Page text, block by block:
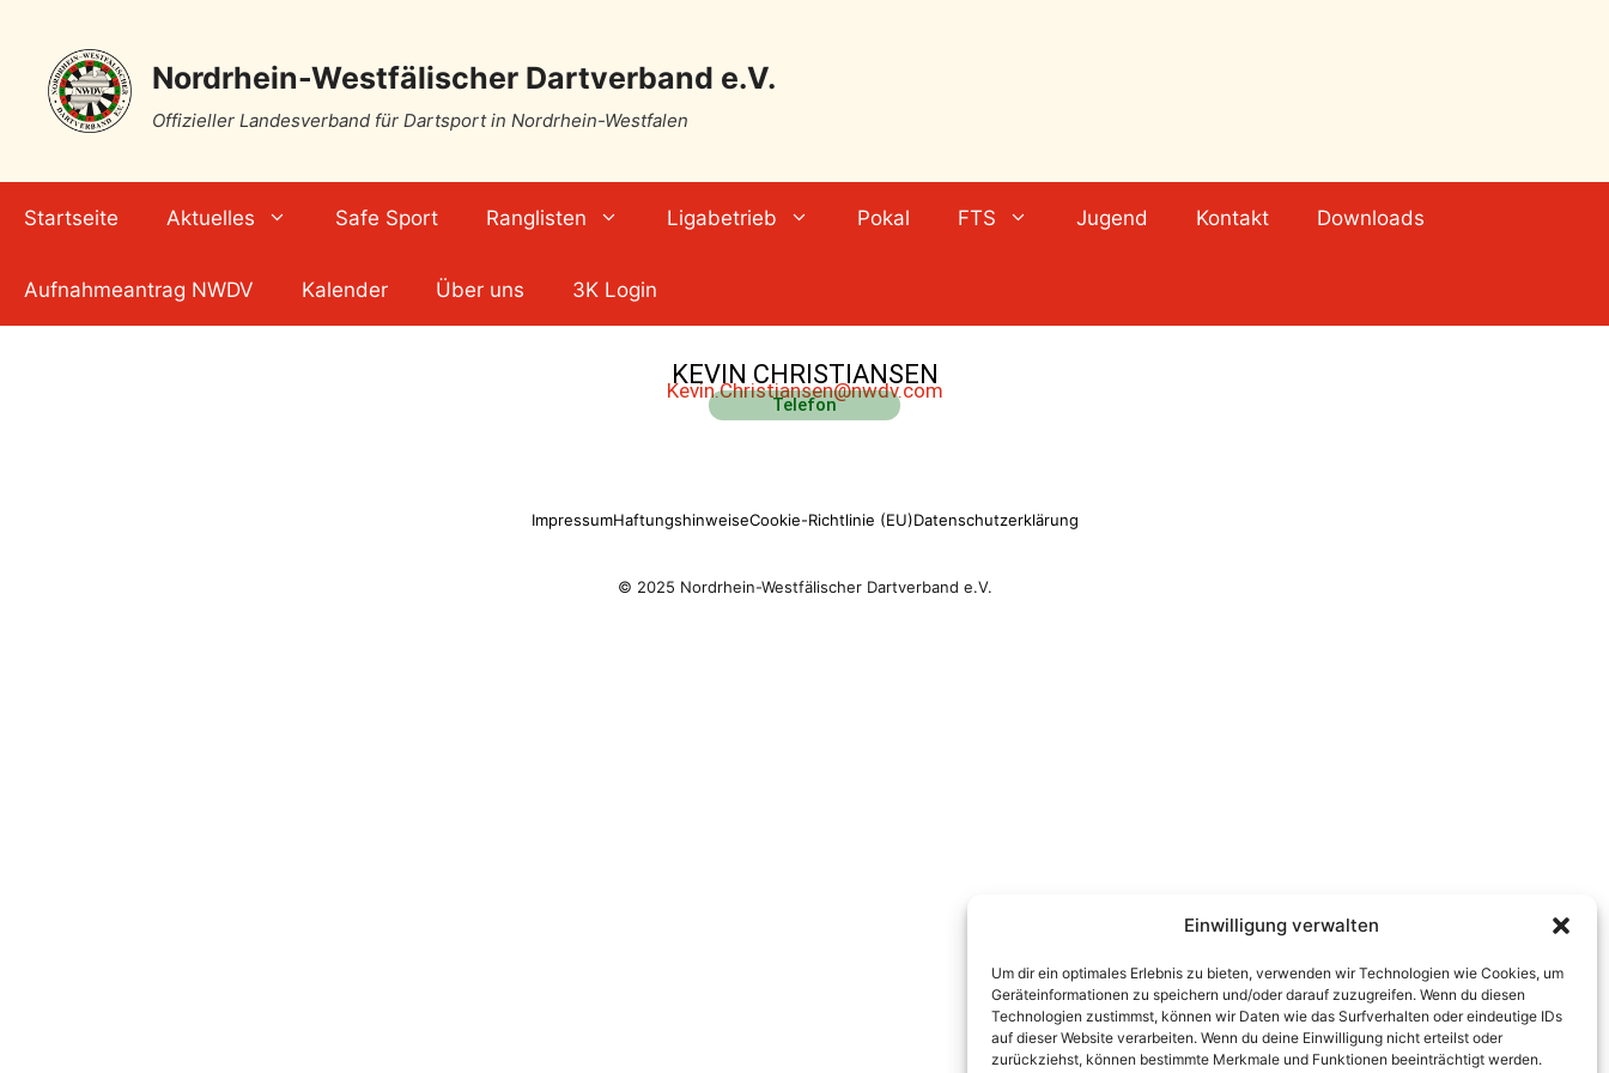
Einwilligung verwalten
Um dir ein optimales Erlebnis zu bieten, verwenden wir Technologien wie Cookies, um
Geräteinformationen zu speichern und/oder darauf zuzugreifen. Wenn du diesen
Technologien zustimmst, können wir Daten wie das Surfverhalten oder eindeutige IDs
auf dieser Website verarbeiten. Wenn du deine Einwilligung nicht erteilst oder
zurückziehst, können bestimmte Merkmale und Funktionen beeinträchtigt werden.
Nordrhein-Westfälischer Dartverband e.V.
Offizieller Landesverband für Dartsport in Nordrhein-Westfalen
Startseite Aktuelles Safe Sport Ranglisten Ligabetrieb Pokal FTS Jugend Kontakt Downloads
Aufnahmeantrag NWDV Kalender Über uns 3K Login
KEVIN CHRISTIANSEN
Kevin.Christiansen@nwdv.com
Telefon
ImpressumHaftungshinweiseCookie-Richtlinie (EU)Datenschutzerklärung